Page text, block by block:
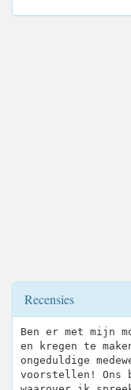
Recensies
Ben er met mijn
en kregen te
ongeduldige
voorstellen! Ons